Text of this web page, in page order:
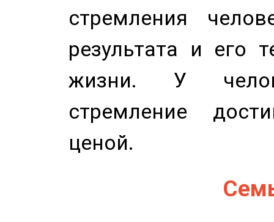
стремления
результата и его
жизни. У
стремление
ценой.